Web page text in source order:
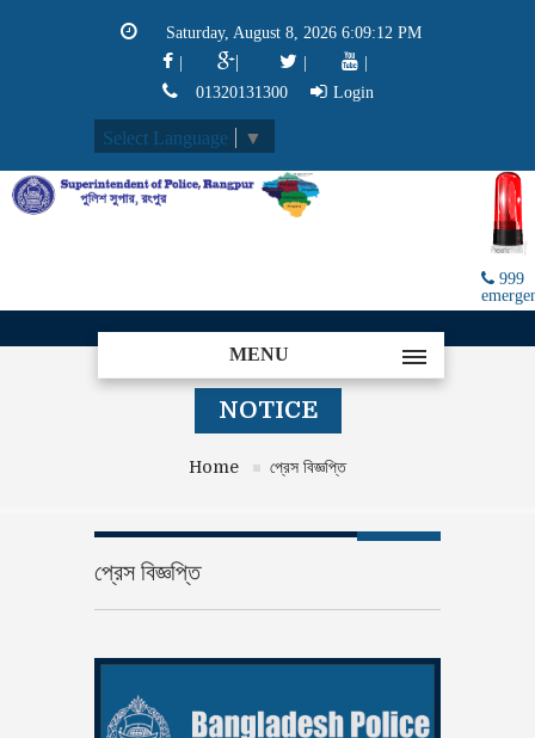
Saturday, August 8, 2026 6:09:14 PM
|
01320131300
Login
Select Language ▼
999
MENU
NOTICE
Home প্রেস বিজ্ঞপ্তি
প্রেস বিজ্ঞপ্তি